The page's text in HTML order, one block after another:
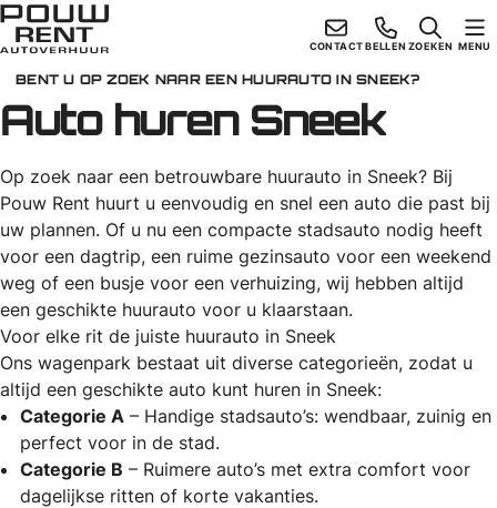
Ga
naar
de
inhoud
Skiplinks CONTACT BELLEN ZOEKEN MENU
BENT U OP ZOEK NAAR EEN HUURAUTO IN SNEEK?
Auto huren Sneek
Op zoek naar een betrouwbare huurauto in Sneek? Bij
Pouw Rent huurt u eenvoudig en snel een auto die past bij
uw plannen. Of u nu een compacte stadsauto nodig heeft
voor een dagtrip, een ruime gezinsauto voor een weekend
weg of een busje voor een verhuizing, wij hebben altijd
een geschikte huurauto voor u klaarstaan.
Voor elke rit de juiste huurauto in Sneek
Ons wagenpark bestaat uit diverse categorieën, zodat u
altijd een geschikte auto kunt huren in Sneek:
Categorie A – Handige stadsauto’s: wendbaar, zuinig en
perfect voor in de stad.
Categorie B – Ruimere auto’s met extra comfort voor
dagelijkse ritten of korte vakanties.